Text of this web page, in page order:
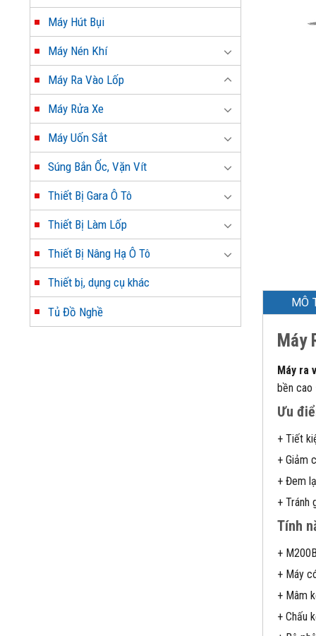
Máy Hút Bụi
Máy Nén Khí
Máy Ra Vào Lốp
Máy Rửa Xe
Máy Uốn Sắt
Súng Bắn Ốc, Vặn Vít
Thiết Bị Gara Ô Tô
Thiết Bị Làm Lốp
Thiết Bị Nâng Hạ Ô Tô
Thiết bị, dụng cụ khác
Tủ Đồ Nghề
MÔ
Máy
Máy ra
bền cao
Ưu
+ Tiết
+ Giảm
+ Đem
+ Tránh
Tính
+
+ Máy
+ Mâm
+ Chấu